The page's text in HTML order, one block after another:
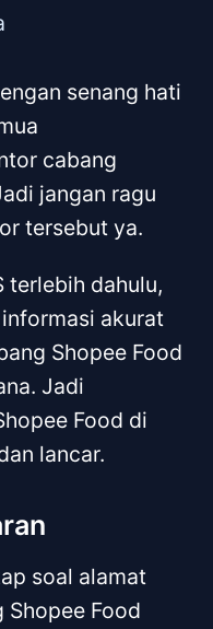
senang hati
cabang
jangan ragu
tersebut ya.
terlebih dahulu,
akurat
Shopee Food
Jadi
Food di
lancar.
soal alamat
Food